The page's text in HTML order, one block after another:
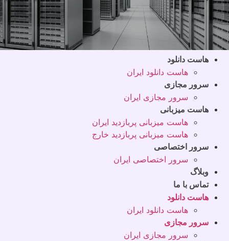
هاست دانلود
هاست دانلود ایران
سرور مجازی
سرور مجازی ایران
هاست میزبانی
هاست میزبانی پربازدید ایران
هاست میزبانی پربازدید خارج
سرور اختصاصی
سرور اختصاصی ایران
وبلاگ
تماس با ما
هاست دانلود
هاست دانلود ایران
سرور مجازی
سرور مجازی ایران